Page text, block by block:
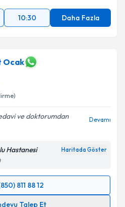
10:30 Daha Fazla
Ocak
ve doktorumdan
Devamı
Hastanesi Haritada Göster
811 88 12
Talep Et